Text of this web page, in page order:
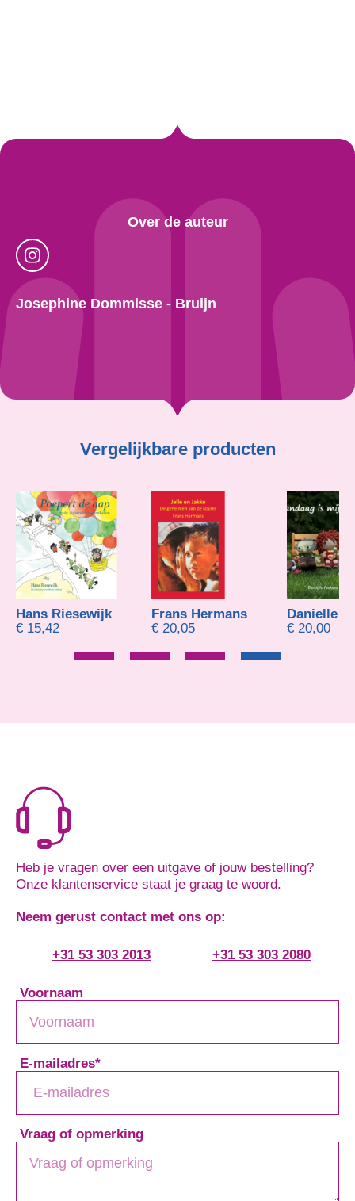
Over de auteur
Josephine Dommisse - Bruijn
Vergelijkbare producten
Hans Riesewijk
€ 15,42
Frans Hermans
€ 20,05 € 20,00
Heb je vragen over een uitgave of jouw bestelling?
Onze klantenservice staat je graag te woord.
Neem gerust contact met ons op:
+31 53 303 2013 +31 53 303 2080
Voornaam
E-mailadres*
Vraag of opmerking